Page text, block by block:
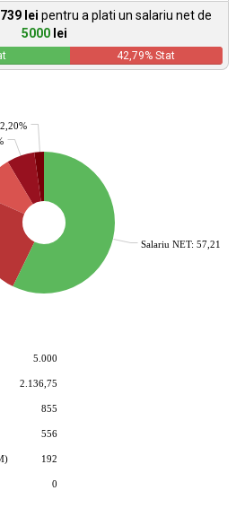
lei pentru a plati un salariu net de
5000 lei
42,79% Stat
Salariu NET: 57,21%
5.000
2.136,75
855
556
192
0